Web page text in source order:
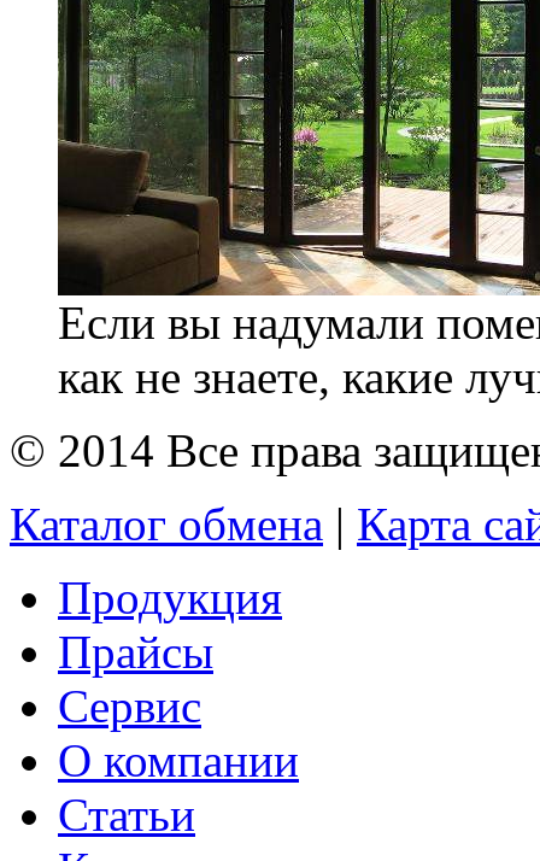
Если вы надумали
как не знаете, какие
© 2014 Все права
Каталог обмена | Карта
Продукция
Прайсы
Сервис
О компании
Статьи